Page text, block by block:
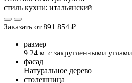
стиль кухни: итальянский
Заказать от 891 854 ₽
размер
9.24 м. с закругленными углами
фасад
Натуральное дерево
столешница